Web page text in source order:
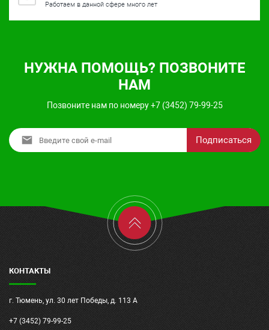
Работаем в данной сфере много лет
НУЖНА ПОМОЩЬ? ПОЗВОНИТЕ
НАМ
Позвоните нам по номеру +7 (3452) 79-99-25
Подписаться
КОНТАКТЫ
г. Тюмень, ул. 30 лет Победы, д. 113 А
+7 (3452) 79-99-25